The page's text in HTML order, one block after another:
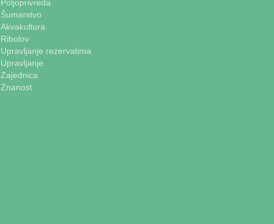
Poljoprivreda
Šumarstvo
Akvakultura
Ribolov
Upravljanje rezervatima
Upravljanje
Zajednica
Znanost